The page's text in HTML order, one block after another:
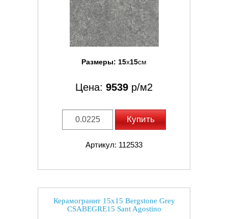
Размеры: 15x15см
Цена: 9539 р/м2
Купить
Артикул: 112533
Керамогранит 15x15 Bergstone Grey
CSABEGRE15 Sant Agostino